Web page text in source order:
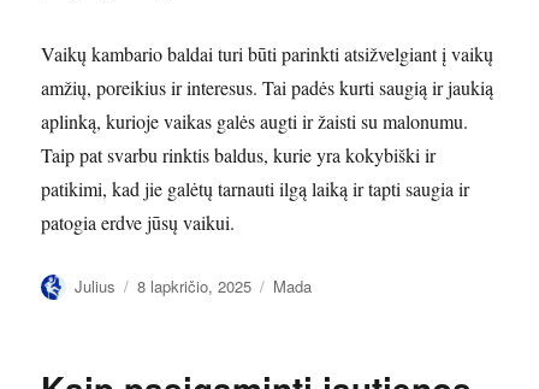
Vaikų kambario baldai turi būti parinkti atsižvelgiant į vaikų
amžių, poreikius ir interesus. Tai padės kurti saugią ir jaukią
aplinką, kurioje vaikas galės augti ir žaisti su malonumu.
Taip pat svarbu rinktis baldus, kurie yra kokybiški ir
patikimi, kad jie galėtų tarnauti ilgą laiką ir tapti saugia ir
patogia erdve jūsų vaikui.
Autorius
Julius Paskelbta
8 lapkričio, 2025 Kategorijos
Mada